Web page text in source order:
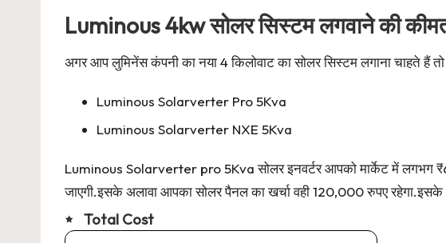
Luminous 4kw सोलर सिस्टम लगवाने की
अगर आप लुमिनेंस कंपनी का नया 4 किलोवाट का सोलर सिस्टम लगाना चाहते हैं
Luminous Solarverter Pro 5Kva
Luminous Solarverter NXE 5Kva
Luminous Solarverter pro 5Kva सोलर इनवर्टर आपको मार्केट में लगभग
जाएगी.इसके अलावा आपका सोलर पैनल का खर्चा वही 120,000 रुपए
Total Cost